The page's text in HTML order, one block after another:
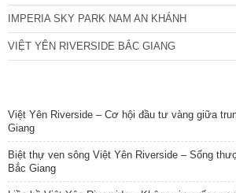
IMPERIA SKY PARK NAM AN KHÁNH
VIỆT YÊN RIVERSIDE BẮC GIANG
Việt Yên Riverside – Cơ hội đầu tư vàng giữa
Giang
Biệt thự ven sông Việt Yên Riverside – Sống
Bắc Giang